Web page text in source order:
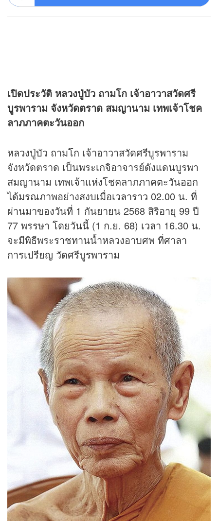
เปิดประวัติ หลวงปู่บัว ถามโก เจ้าอาวาสวัดศรี
บูรพาราม จังหวัดตราด สมญานาม เทพเจ้าโชค
ลาภภาคตะวันออก
หลวงปู่บัว ถามโก เจ้าอาวาสวัดศรีบูรพาราม
จังหวัดตราด เป็นพระเกจิอาจารย์ดังแดนบูรพา
สมญานาม เทพเจ้าแห่งโชคลาภภาคตะวันออก
ได้มรณภาพอย่างสงบเมื่อเวลาราว 02.00 น. ที่
ผ่านมาของวันที่ 1 กันยายน 2568 สิริอายุ 99 ปี
77 พรรษา โดยวันนี้ (1 ก.ย. 68) เวลา 16.30 น.
จะมีพิธีพระราชทานน้ำหลวงอาบศพ ที่ศาลา
การเปรียญ วัดศรีบูรพาราม